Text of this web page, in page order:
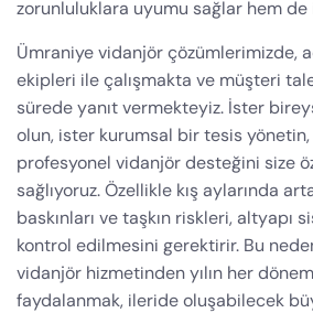
zorunluluklara uyumu sağlar hem de
Ümraniye vidanjör çözümlerimizde,
ekipleri ile çalışmakta ve müşteri
sürede yanıt vermekteyiz. İster
olun, ister kurumsal bir tesis yönetin,
profesyonel vidanjör desteğini size
sağlıyoruz. Özellikle kış aylarında
baskınları ve taşkın riskleri, altyapı
kontrol edilmesini gerektirir. Bu
vidanjör hizmetinden yılın her
faydalanmak, ileride oluşabilecek